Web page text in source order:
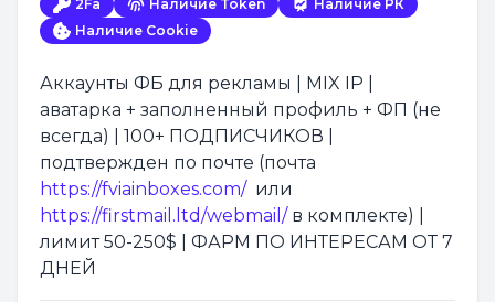
2Fa
Наличие Token
Наличие РК
Наличие Cookie
Аккаунты ФБ для рекламы | MIX IP |
аватарка + заполненный профиль + ФП (не
всегда) | 100+ ПОДПИСЧИКОВ |
подтвержден по почте (почта
https://fviainboxes.com/или
https://firstmail.ltd/webmail/в комплекте) |
лимит 50-250$ | ФАРМ ПО ИНТЕРЕСАМ ОТ 7
ДНЕЙ